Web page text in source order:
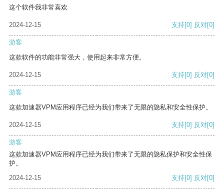
这个软件我非常喜欢
2024-12-15 支持[0] 反对[0]
游客
这款软件的功能非常强大，使用起来非常方便。
2024-12-15 支持[0] 反对[0]
游客
这款加速器VPM应用程序已经为我们带来了无限的隐私和安全性保护。
2024-12-15 支持[0] 反对[0]
游客
这款加速器VPM应用程序已经为我们带来了无限的隐私保护和安全性保
护。
2024-12-15
支持[0] 反对[0]